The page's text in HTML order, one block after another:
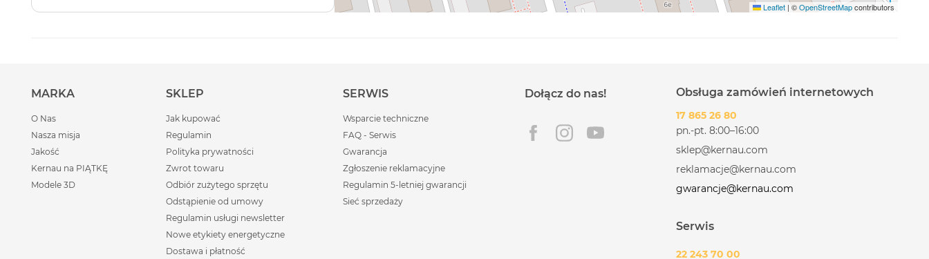
Leaflet | ©OpenStreetMapcontributors
MARKA
O Nas
Nasza misja
Jakość
Kernau na PIĄTKĘ
Modele 3D
SKLEP
Jak kupować
Regulamin
Polityka prywatności
Zwrot towaru
Odbiór zużytego sprzętu
Odstąpienie od umowy
Regulamin usługi newsletter
Nowe etykiety energetyczne
Dostawa i płatność
SERWIS
Wsparcie techniczne
FAQ - Serwis
Gwarancja
Zgłoszenie reklamacyjne
Regulamin 5-letniej gwarancji
Sieć sprzedaży
Dołącz do nas! Obsługa zamówień internetowych
17 865 26 80
pn.-pt. 8:00–16:00
sklep@kernau.com
reklamacje@kernau.com
gwarancje@kernau.com
Serwis
22 243 70 00